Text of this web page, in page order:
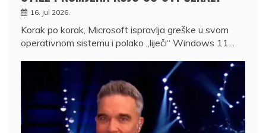
16. jul 2026.
Korak po korak, Microsoft ispravlja greške u svom
operativnom sistemu i polako „liječi“ Windows 11.…